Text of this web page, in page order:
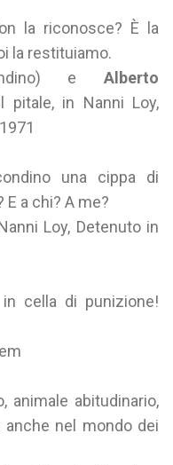
la riconosce? È la
la restituiamo.
e Alberto
pitale, in Nanni Loy,
una cippa di
a chi? A me?
Loy, Detenuto in
cella di punizione!
animale abitudinario,
nel mondo dei